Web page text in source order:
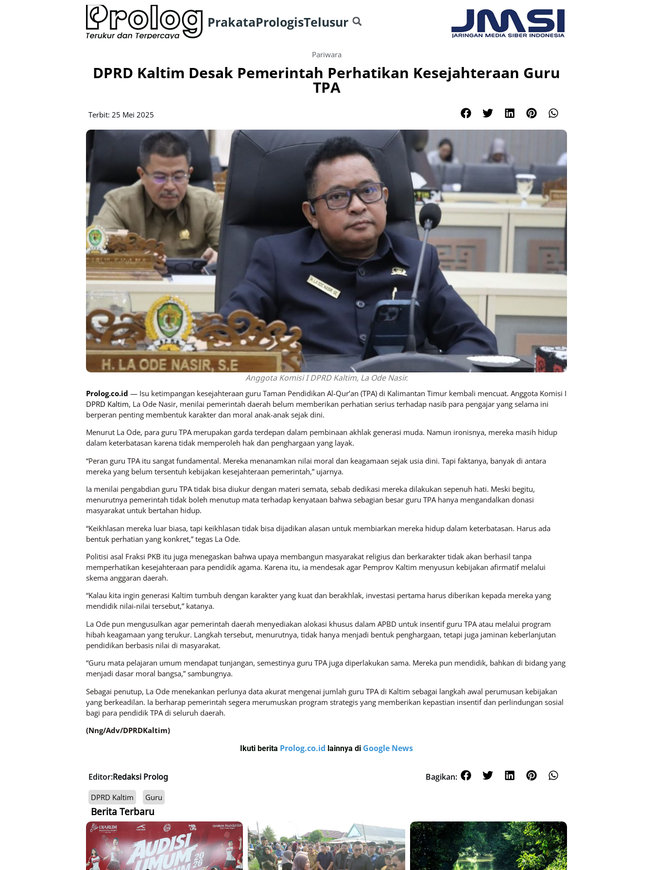
PrakataPrologisTelusur
Pariwara
DPRD Kaltim Desak Pemerintah Perhatikan Kesejahteraan Guru
TPA
Terbit: 25 Mei 2025
Anggota Komisi I DPRD Kaltim, La Ode Nasir.
Prolog.co.id — Isu ketimpangan kesejahteraan guru Taman Pendidikan Al-Qur’an (TPA) di Kalimantan Timur kembali mencuat. Anggota Komisi I
DPRD Kaltim, La Ode Nasir, menilai pemerintah daerah belum memberikan perhatian serius terhadap nasib para pengajar yang selama ini
berperan penting membentuk karakter dan moral anak-anak sejak dini.
Menurut La Ode, para guru TPA merupakan garda terdepan dalam pembinaan akhlak generasi muda. Namun ironisnya, mereka masih hidup
dalam keterbatasan karena tidak memperoleh hak dan penghargaan yang layak.
“Peran guru TPA itu sangat fundamental. Mereka menanamkan nilai moral dan keagamaan sejak usia dini. Tapi faktanya, banyak di antara
mereka yang belum tersentuh kebijakan kesejahteraan pemerintah,” ujarnya.
Ia menilai pengabdian guru TPA tidak bisa diukur dengan materi semata, sebab dedikasi mereka dilakukan sepenuh hati. Meski begitu,
menurutnya pemerintah tidak boleh menutup mata terhadap kenyataan bahwa sebagian besar guru TPA hanya mengandalkan donasi
masyarakat untuk bertahan hidup.
“Keikhlasan mereka luar biasa, tapi keikhlasan tidak bisa dijadikan alasan untuk membiarkan mereka hidup dalam keterbatasan. Harus ada
bentuk perhatian yang konkret,” tegas La Ode.
Politisi asal Fraksi PKB itu juga menegaskan bahwa upaya membangun masyarakat religius dan berkarakter tidak akan berhasil tanpa
memperhatikan kesejahteraan para pendidik agama. Karena itu, ia mendesak agar Pemprov Kaltim menyusun kebijakan afirmatif melalui
skema anggaran daerah.
“Kalau kita ingin generasi Kaltim tumbuh dengan karakter yang kuat dan berakhlak, investasi pertama harus diberikan kepada mereka yang
mendidik nilai-nilai tersebut,” katanya.
La Ode pun mengusulkan agar pemerintah daerah menyediakan alokasi khusus dalam APBD untuk insentif guru TPA atau melalui program
hibah keagamaan yang terukur. Langkah tersebut, menurutnya, tidak hanya menjadi bentuk penghargaan, tetapi juga jaminan keberlanjutan
pendidikan berbasis nilai di masyarakat.
“Guru mata pelajaran umum mendapat tunjangan, semestinya guru TPA juga diperlakukan sama. Mereka pun mendidik, bahkan di bidang yang
menjadi dasar moral bangsa,” sambungnya.
Sebagai penutup, La Ode menekankan perlunya data akurat mengenai jumlah guru TPA di Kaltim sebagai langkah awal perumusan kebijakan
yang berkeadilan. Ia berharap pemerintah segera merumuskan program strategis yang memberikan kepastian insentif dan perlindungan sosial
bagi para pendidik TPA di seluruh daerah.
(Nng/Adv/DPRDKaltim)
Ikuti berita Prolog.co.id lainnya di Google News
Editor:Redaksi Prolog Bagikan:
DPRD Kaltim Guru
Berita Terbaru